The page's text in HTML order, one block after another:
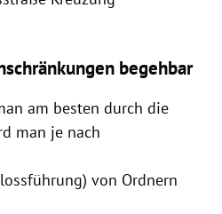
begehbar
am besten durch die
man je nach
von Ordnern